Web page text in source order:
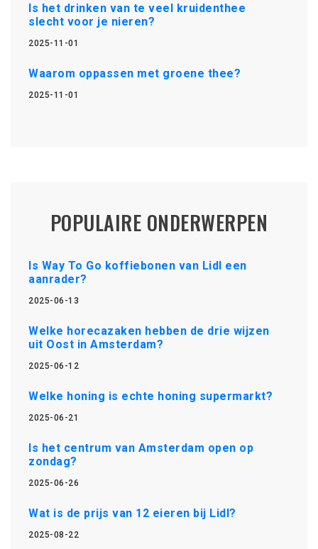
Is het drinken van te veel kruidenthee
slecht voor je nieren?
2025-11-01
Waarom oppassen met groene thee?
2025-11-01
POPULAIRE ONDERWERPEN
Is Way To Go koffiebonen van Lidl een
aanrader?
2025-06-13
Welke horecazaken hebben de drie wijzen
uit Oost in Amsterdam?
2025-06-12
Welke honing is echte honing supermarkt?
2025-06-21
Is het centrum van Amsterdam open op
zondag?
2025-06-26
Wat is de prijs van 12 eieren bij Lidl?
2025-08-22